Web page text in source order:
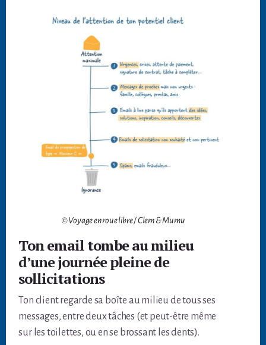
© Voyage en roue libre / Clem & Mumu
Ton email tombe au milieu
d’une journée pleine de
sollicitations
Ton client regarde sa boîte au milieu de tous ses
messages, entre deux tâches (et peut-être même
sur les toilettes, ou en se brossant les dents).